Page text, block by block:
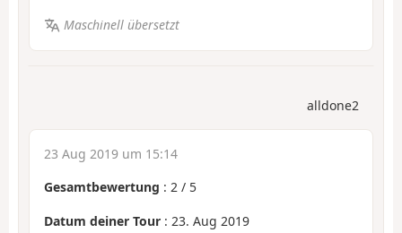
Maschinell übersetzt
alldone2
23 Aug 2019 um 15:14
Gesamtbewertung : 2 / 5
Datum deiner Tour : 23. Aug 2019